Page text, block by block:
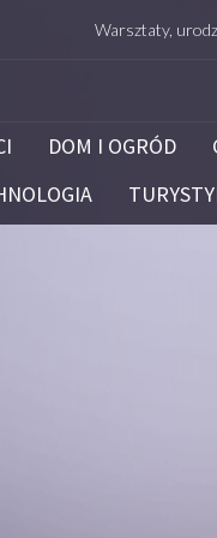
Warsztaty, urodziny i
DOM I OGRÓD